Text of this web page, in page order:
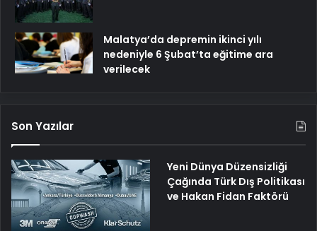
Malatya’da depremin ikinci yılı
nedeniyle 6 Şubat’ta eğitime ara
verilecek
Son Yazılar
Yeni Dünya Düzensizliği
Çağında Türk Dış Politikası
ve Hakan Fidan Faktörü